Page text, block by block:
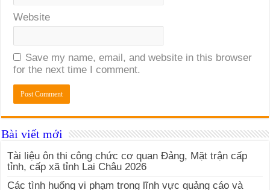
Website
Save my name, email, and website in this browser
for the next time I comment.
Bài viết mới
Tài liệu ôn thi công chức cơ quan Đảng, Mặt trận cấp
tỉnh, cấp xã tỉnh Lai Châu 2026
Các tình huống vi phạm trong lĩnh vực quảng cáo và